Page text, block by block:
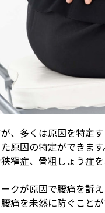
、多くは原因を特定
原因の特定ができま
窄症、骨粗しょう症
クが原因で腰痛を訴
痛を未然に防ぐことが